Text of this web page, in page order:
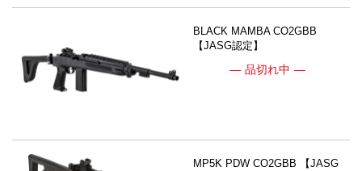
BLACK MAMBA CO2GBB
【JASG認定】
品切れ中
MP5K PDW CO2GBB 【JASG